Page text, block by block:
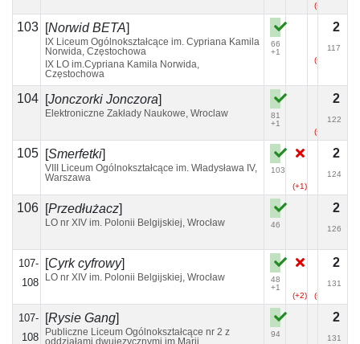
(+5)
103 [Norwid BETA]
IX Liceum Ogólnokształcące im. Cypriana Kamila
Norwida, Częstochowa
IX LO im.Cypriana Kamila Norwida,
Częstochowa
66
+1
(+1)
2
117
104 [Jonczorki Jonczora]
Elektroniczne Zakłady Naukowe, Wroclaw
81
+1
(+2)
2
122
105 [Smerfetki]
VIII Liceum Ogólnokształcące im. Władysława IV,
Warszawa
103
(+1)
2
124
106 [Przedłużacz]
LO nr XIV im. Polonii Belgijskiej, Wrocław
46
2
126
107-
108
[Cyrk cyfrowy]
LO nr XIV im. Polonii Belgijskiej, Wrocław
48
+1
(+2)
(+4)
2
131
107-
108
[Rysie Gang]
Publiczne Liceum Ogólnokształcące nr 2 z
94
2
131